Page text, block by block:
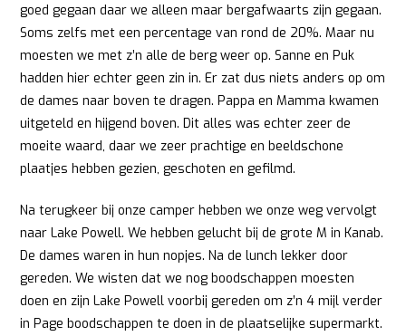
goed gegaan daar we alleen maar bergafwaarts zijn gegaan.
Soms zelfs met een percentage van rond de 20%. Maar nu
moesten we met z’n alle de berg weer op. Sanne en Puk
hadden hier echter geen zin in. Er zat dus niets anders op om
de dames naar boven te dragen. Pappa en Mamma kwamen
uitgeteld en hijgend boven. Dit alles was echter zeer de
moeite waard, daar we zeer prachtige en beeldschone
plaatjes hebben gezien, geschoten en gefilmd.
Na terugkeer bij onze camper hebben we onze weg vervolgt
naar Lake Powell. We hebben gelucht bij de grote M in Kanab.
De dames waren in hun nopjes. Na de lunch lekker door
gereden. We wisten dat we nog boodschappen moesten
doen en zijn Lake Powell voorbij gereden om z’n 4 mijl verder
in Page boodschappen te doen in de plaatselijke supermarkt.